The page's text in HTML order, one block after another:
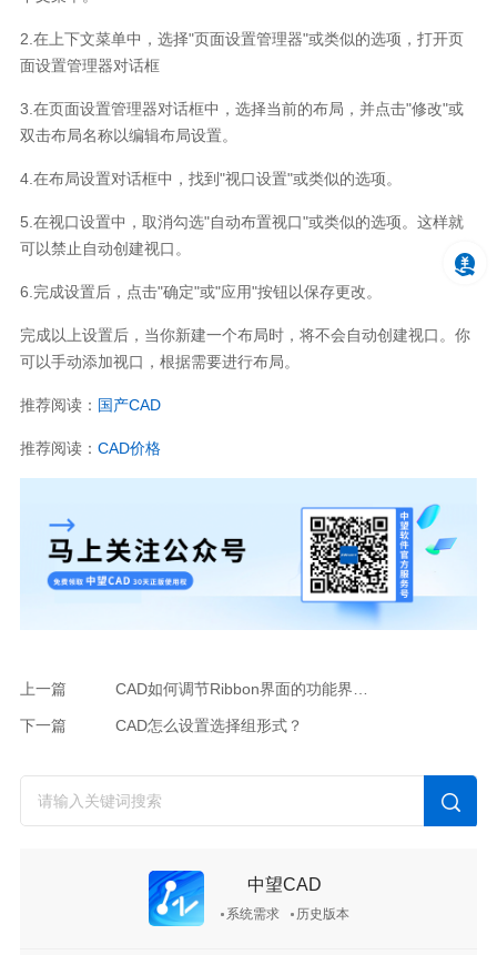
2. 在上下文菜单中，选择"页面设置管理器"或类似的选项，打开页
面设置管理器对话框
3. 在页面设置管理器对话框中，选择当前的布局，并点击"修改"或
双击布局名称以编辑布局设置。
4. 在布局设置对话框中，找到 "视口设置"或类似的选项。
5. 在视口设置中，取消勾选"自动布置视口"或类似的选项。这样就
可以禁止自动创建视口。
6. 完成设置后，点击"确定"或"应用"按钮以保存更改。
完成以上设置后，当你新建一个布局时，将不会自动创建视口。你
可以手动添加视口，根据需要进行布局。
推荐阅读： 国产CAD
推荐阅读： CAD价格
上一篇 CAD如何调节Ribbon界面的功能界面显示？
下一篇 CAD怎么设置选择组形式？
中望CAD
系统需求 历史版本